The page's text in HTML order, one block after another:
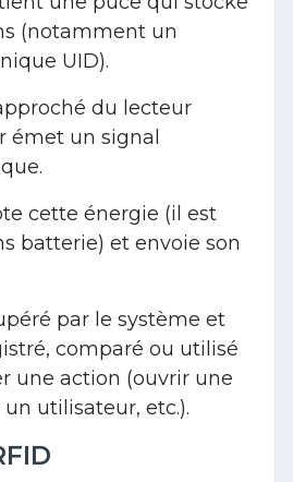
(notamment un
UID).
du lecteur
émet un signal
cette énergie (il est
batterie) et envoie son
par le système et
comparé ou utilisé
une action (ouvrir une
utilisateur, etc.).